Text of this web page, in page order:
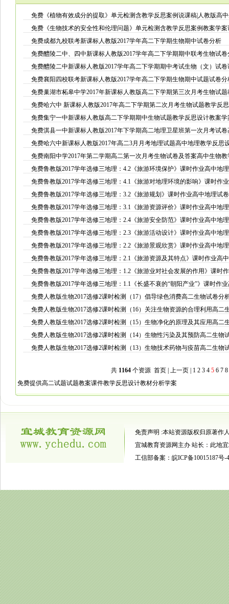
免费《植物有效成分的提取》单元检测含教学反思案例说课稿|人教版高
免费《生物技术的安全性和伦理问题》单元检测含教学反思案例教案学
免费成都九校联考新课标人教版2017学年高二下学期生物期中试卷分析
免费醴陵二中、四中新课标人教版2017学年高二下学期期中联考生物试卷
免费醴陵二中新课标人教版2017学年高二下学期期中考试生物（文）试
免费襄阳四校联考新课标人教版2017学年高二下学期生物期中试题试卷分
免费巢湖市柘皋中学2017年新课标人教版高二下学期第三次月考生物试
免费哈六中 新课标人教版2017年高二下学期第二次月考生物试题教学反
免费集宁一中新课标人教版高二下学期期中生物试题教学反思设计教案学
免费淇县一中新课标人教版2017年下学期高二地理卫星班第一次月考试
免费哈六中新课标人教版2017年高二3月月考地理试题高中地理教学反思
免费南阳中学2017年第二学期高二第一次月考生物试卷及答案高中生物
免费鲁教版2017学年选修三地理：4.2《旅游环境保护》课时作业高中地
免费鲁教版2017学年选修三地理：4.1《旅游对地理环境的影响》课时作
免费鲁教版2017学年选修三地理：3.2《旅游规划》课时作业高中地理试
免费鲁教版2017学年选修三地理：3.1《旅游资源评价》课时作业高中地
免费鲁教版2017学年选修三地理：2.4《旅游安全防范》课时作业高中地
免费鲁教版2017学年选修三地理：2.3《旅游活动设计》课时作业高中地
免费鲁教版2017学年选修三地理：2.2《旅游景观欣赏》课时作业高中地
免费鲁教版2017学年选修三地理：2.1《旅游资源及其特点》课时作业高
免费鲁教版2017学年选修三地理：1.2《旅游业对社会发展的作用》课时
免费鲁教版2017学年选修三地理：1.1《长盛不衰的“朝阳产业”》课时作
免费人教版生物2017选修2课时检测（17）倡导绿色消费高二生物试卷分
免费人教版生物2017选修2课时检测（16）关注生物资源的合理利用高二
免费人教版生物2017选修2课时检测（15）生物净化的原理及其应用高二
免费人教版生物2017选修2课时检测（14）生物性污染及其预防高二生物
免费人教版生物2017选修2课时检测（13）生物技术药物与疫苗高二生物
共 1164 个资源 首页 上一页 1 2 3 4 5 6 7 8
免费提供高二试题试题教案课件教学反思设计教材分析学案
免责声明 :本站资源版权归原著作
宜城教育资源网主办 站长：此地
工信部备案：皖ICP备10015187号-4